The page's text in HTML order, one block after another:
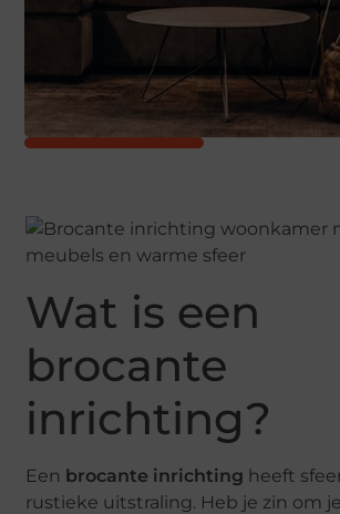
Wat is een
brocante
inrichting?
Een brocante inrichting heeft
rustieke uitstraling. Heb je zin om